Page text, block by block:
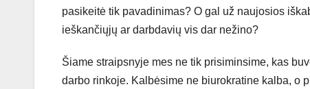
pasikeitė tik pavadinimas? O gal už naujosios
ieškančiųjų ar darbdavių vis dar nežino?
Šiame straipsnyje mes ne tik prisiminsime, kas
darbo rinkoje. Kalbėsime ne biurokratine kalba, o